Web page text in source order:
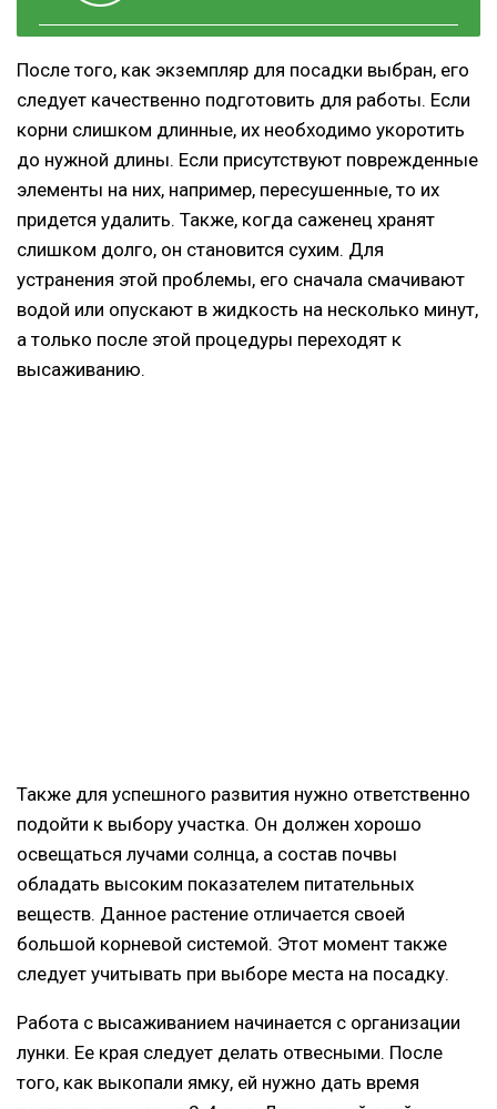
После того, как экземпляр для посадки выбран, его
следует качественно подготовить для работы. Если
корни слишком длинные, их необходимо укоротить
до нужной длины. Если присутствуют поврежденные
элементы на них, например, пересушенные, то их
придется удалить. Также, когда саженец хранят
слишком долго, он становится сухим. Для
устранения этой проблемы, его сначала смачивают
водой или опускают в жидкость на несколько минут,
а только после этой процедуры переходят к
высаживанию.
Также для успешного развития нужно ответственно
подойти к выбору участка. Он должен хорошо
освещаться лучами солнца, а состав почвы
обладать высоким показателем питательных
веществ. Данное растение отличается своей
большой корневой системой. Этот момент также
следует учитывать при выборе места на посадку.
Работа с высаживанием начинается с организации
лунки. Ее края следует делать отвесными. После
того, как выкопали ямку, ей нужно дать время